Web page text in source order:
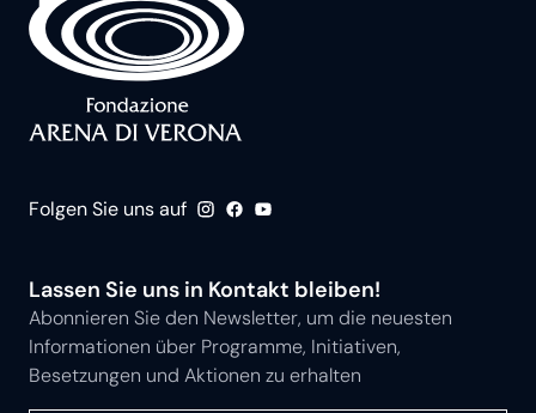
Folgen Sie uns auf
Lassen Sie uns in Kontakt bleiben!
Abonnieren Sie den Newsletter, um die neuesten
Informationen über Programme, Initiativen,
Besetzungen und Aktionen zu erhalten